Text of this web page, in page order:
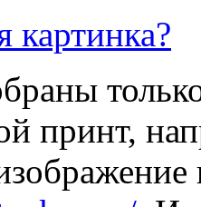
картинка?
принт,